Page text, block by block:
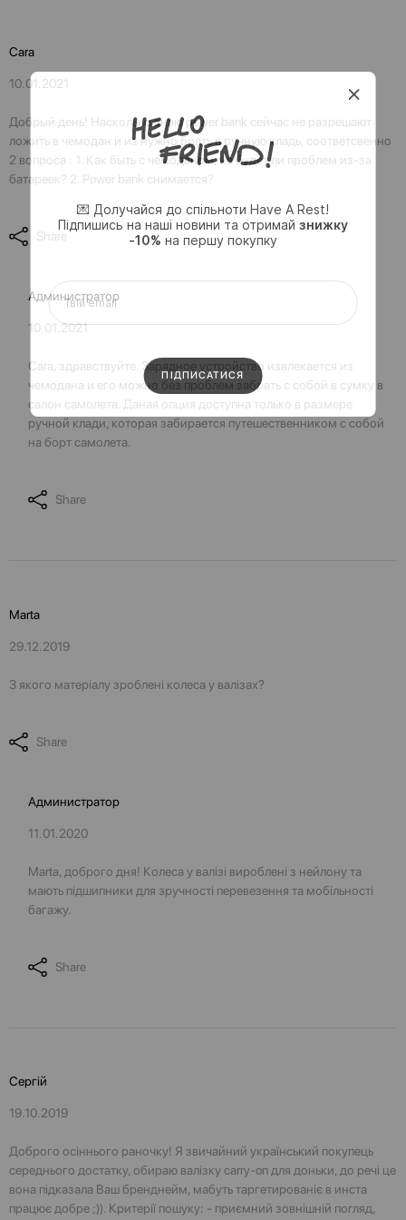
Cara
10.01.2021
Добрый день! Насколько знаю power bank сейчас не разрешают
ложить в чемодан и из нужно брать в ручную кладь, соответсвенно
2 вопроса : 1. Как быть с чемоданом, не будет ли проблем из-за
батареек? 2. Power bank снимается?
Share
Администратор
10.01.2021
Cara, здравствуйте. Зарядное устройство извлекается из
чемодана и его можно без проблем забрать с собой в сумку в
салон самолета. Даная опция доступна только в размере
ручной клади, которая забирается путешественником с собой
на борт самолета.
Share
Marta
29.12.2019
З якого матеріалу зроблені колеса у валізах?
Share
Администратор
11.01.2020
Marta, доброго дня! Колеса у валізі вироблені з нейлону та
мають підшипники для зручності перевезення та мобільності
багажу.
Share
Сергій
19.10.2019
Доброго осіннього раночку! Я звичайний український покупець
середнього достатку, обираю валізку carry-on для доньки, до речі це
вона підказала Ваш бренднейм, мабуть таргетированіє в инста
працює добре ;)). Критерії пошуку: - приємний зовнішній погляд,
💌 Долучайся до спільноти Have A Rest!
Підпишись на наші новини та отримай знижку
-10% на першу покупку